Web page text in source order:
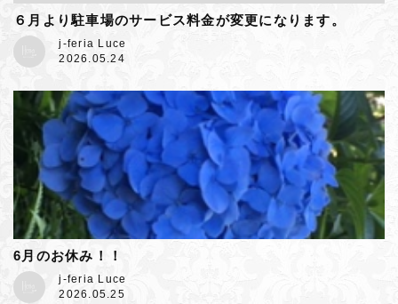
６月より駐車場のサービス料金が変更になります。
j-feria Luce
2026.05.24
6月のお休み！！
j-feria Luce
2026.05.25